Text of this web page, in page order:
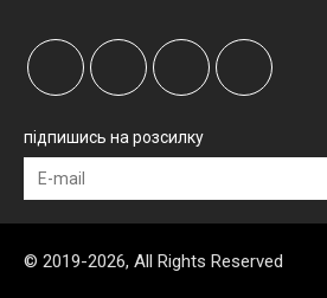
підпишись на розсилку
© 2019-2026, All Rights Reserved